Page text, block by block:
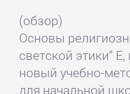
(обзор)
Основы
светской этики“
новый учебно-
для начальной